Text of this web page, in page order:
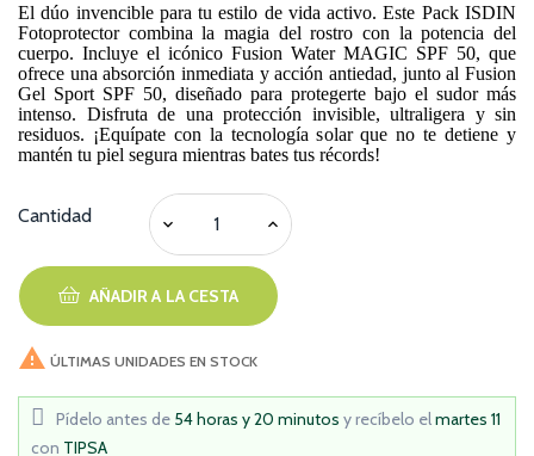
El dúo invencible para tu estilo de vida activo. Este Pack ISDIN
Fotoprotector combina la magia del rostro con la potencia del
cuerpo. Incluye el icónico Fusion Water MAGIC SPF 50, que
ofrece una absorción inmediata y acción antiedad, junto al Fusion
Gel Sport SPF 50, diseñado para protegerte bajo el sudor más
intenso. Disfruta de una protección invisible, ultraligera y sin
residuos. ¡Equípate con la tecnología solar que no te detiene y
mantén tu piel segura mientras bates tus récords!
Cantidad
AÑADIR A LA CESTA
 ÚLTIMAS UNIDADES EN STOCK
Pídelo antes de 54 horas y 20 minutos y recíbelo elmartes 11
con TIPSA